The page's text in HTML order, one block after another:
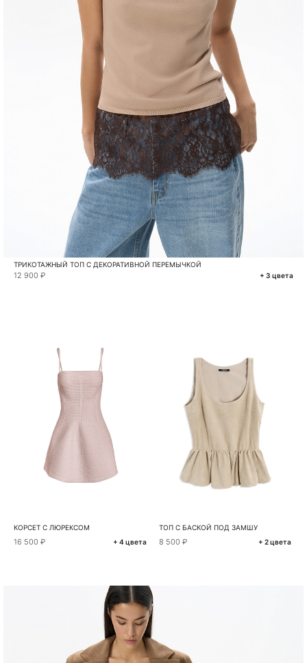
ТРИКОТАЖНЫЙ ТОП С ДЕКОРАТИВНОЙ ПЕРЕМЫЧКОЙ
12 900 ₽ + 3 цвета
КОРСЕТ С ЛЮРЕКСОМ
16 500 ₽ + 4 цвета
ТОП С БАСКОЙ ПОД ЗАМШУ
8 500 ₽ + 2 цвета